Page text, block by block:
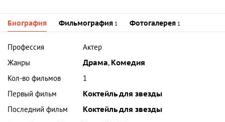
Биография Фильмография 1 Фотогалерея 1
Профессия
Актер
Жанры
Драма, Комедия
Кол-во фильмов
1
Первый фильм
Коктейль для звезды
Последний фильм
Коктейль для звезды